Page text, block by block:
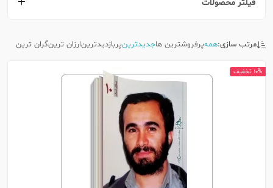
فیلتر محصولات
مرتب سازی:همهپرفروشترین هاجدیدترینپربازدیدترینارزان ترینگران ترین
10% تخفیف